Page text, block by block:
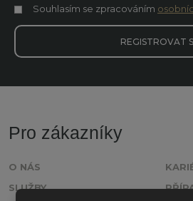
Souhlasím
se
osobních
Souhlasím se zpracováním
REGISTROVAT
se
odeslat.
Pro zákazníky
O NÁS
SLUŽBY